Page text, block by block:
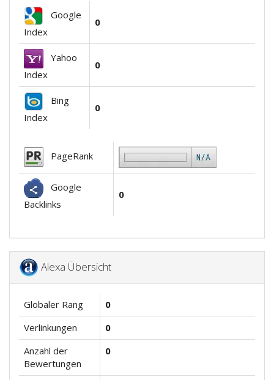
Google
Index
0
Yahoo
Index
0
Bing
Index
0
PageRank
Google
Backlinks
0
Alexa Übersicht
Globaler Rang
0
Verlinkungen
0
Anzahl der
Bewertungen
0